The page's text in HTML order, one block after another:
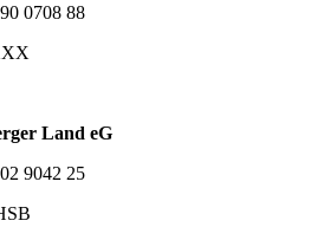
0708 88
Land eG
9042 25